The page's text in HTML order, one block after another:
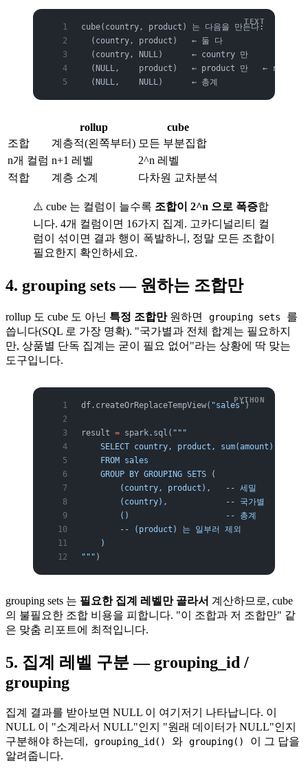
cube(country, product) 는 다음을 만든다:
  (country, product)   ← 둘 다
  (country, NULL)      ← country 만
(NULL,    product)   ← product 만   ← rollup
  (NULL,    NULL)      ← 총계
rollup
cube
조합
계층적(왼쪽부터) 모든 부분집합
n개 컬럼 n+1 레벨
2^n 레벨
적합
계층 소계 다차원 교차분석
⚠️ cube 는 컬럼이 늘수록 조합이 2^n 으로 폭증합
니다. 4개 컬럼이면 16가지 집계. 고카디널리티 컬
럼이 섞이면 결과 행이 폭발하니, 정말 모든 조합이
필요한지 확인하세요.
4. grouping sets — 원하는 조합만
rollup 도 cube 도 아닌 특정 조합만원하면 grouping sets
를
씁니다(SQL 로 가장 명확). "국가별과 전체 합계는 필요하지
만, 상품별 단독 집계는 굳이 필요 없어"라는 상황에 딱 맞는
도구입니다.
df.createOrReplaceTempView( "sales")
result = spark.sql( """
SELECT country, product, sum(amount) AS
    FROM sales
    GROUP BY GROUPING SETS (
        (country, product),   -- 세밀
        (country),            -- 국가별
        ()                    -- 총계
        -- (product) 는 일부러 제외
    )
""" )
grouping sets 는 필요한 집계 레벨만 골라서 계산하므로, cube
의 불필요한 조합 비용을 피합니다. "이 조합과 저 조합만" 같
은 맞춤 리포트에 최적입니다.
5. 집계 레벨 구분 — grouping_id /
grouping
집계 결과를 받아보면 NULL 이 여기저기 나타납니다. 이
NULL 이 "소계라서 NULL"인지 "원래 데이터가 NULL"인지
구분해야 하는데,
grouping_id() 와 grouping()
이 그 답을
알려줍니다.